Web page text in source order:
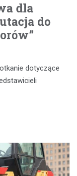
dla
do
dotyczące